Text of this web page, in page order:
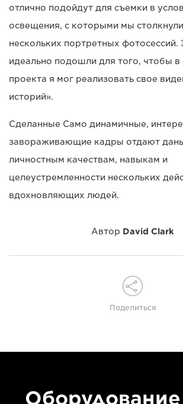
отлично подойдут для съемки в
освещения, с которыми мы
нескольких портретных фотосессий.
идеально подошли для того, чтобы в
проекта я мог реализовать свое
историй».
Сделанные Само динамичные,
завораживающие кадры отдают
личностным качествам, навыкам и
целеустремленности нескольких
вдохновляющих людей.
Автор David Clark
Поделиться